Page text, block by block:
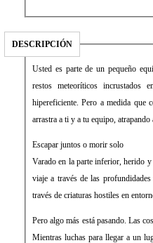
DESCRIPCIÓN
Usted es parte de un pequeño
restos meteoríticos
hipereficiente. Pero a medida que
arrastra a ti y a tu equipo,
Escapar juntos o morir solo
Varado en la parte inferior, herido
viaje a través de las
través de criaturas hostiles en
Pero algo más está pasando. Las
Mientras luchas para llegar a un